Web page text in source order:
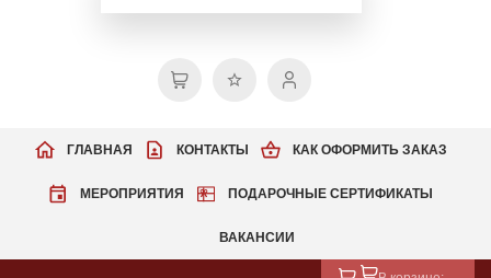
КАК ОФОРМИТЬ ЗАКАЗ
МЕРОПРИЯТИЯ ПОДАРОЧНЫЕ СЕРТИФИКАТЫ
ВАКАНСИИ
ГЛАВНАЯ КОНТАКТЫ